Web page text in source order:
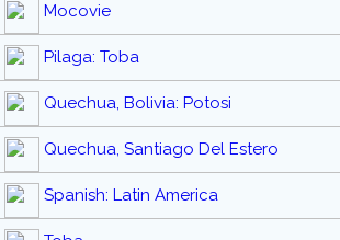
Mocovie
Pilaga: Toba
Quechua, Bolivia: Potosi
Quechua, Santiago Del Estero
Spanish: Latin America